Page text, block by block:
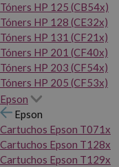
Tóners HP 125 (CB54x)
Tóners HP 128 (CE32x)
Tóners HP 131 (CF21x)
Tóners HP 201 (CF40x)
Tóners HP 203 (CF54x)
Tóners HP 205 (CF53x)
Epson
Epson
Cartuchos Epson T071x
Cartuchos Epson T128x
Cartuchos Epson T129x